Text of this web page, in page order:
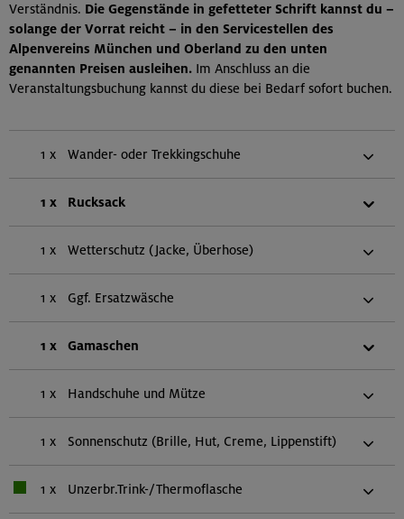
Verständnis. Die Gegenstände in gefetteter Schrift kannst du –
solange der Vorrat reicht – in den Servicestellen des
Alpenvereins München und Oberland zu den unten
genannten Preisen ausleihen. Im Anschluss an die
Veranstaltungsbuchung kannst du diese bei Bedarf sofort buchen.
1 x Wander- oder Trekkingschuhe
1 x Rucksack
1 x Wetterschutz (Jacke, Überhose)
1 x Ggf. Ersatzwäsche
1 x Gamaschen
1 x Handschuhe und Mütze
1 x Sonnenschutz (Brille, Hut, Creme, Lippenstift)
1 x Unzerbr.Trink-/Thermoflasche